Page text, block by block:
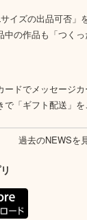
イズの出品可否」
中の作品も「つく
ードでメッセージ
で「ギフト配送」を
過去のNEWSを